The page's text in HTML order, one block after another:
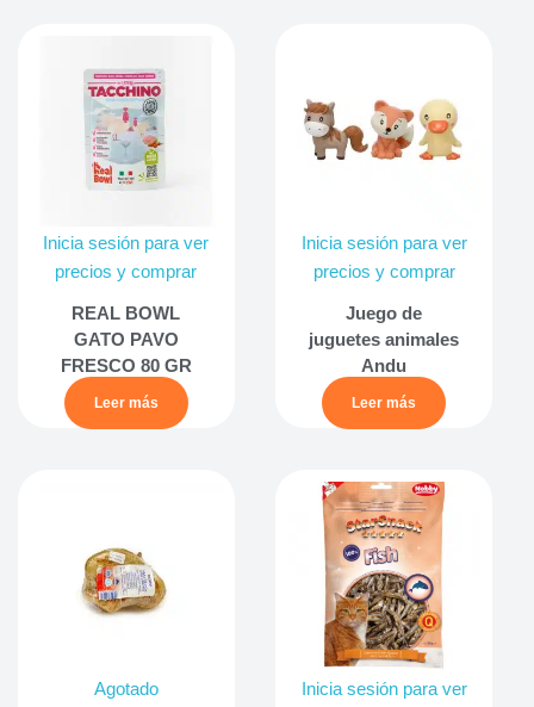
Inicia sesión para ver
precios y comprar
REAL BOWL
GATO PAVO
FRESCO 80 GR
Leer más
Inicia sesión para ver
precios y comprar
Juego de
juguetes animales
Andu
Leer más
Agotado
Inicia sesión para ver